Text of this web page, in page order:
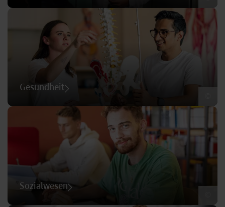
Gesundheit
Sozialwesen